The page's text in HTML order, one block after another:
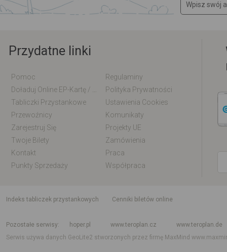
Przydatne linki
Pomoc
Regulaminy
Polityka Prywatności
Tabliczki Przystankowe
Ustawienia Cookies
Przewoźnicy
Komunikaty
Zarejestruj Się
Projekty UE
Twoje Bilety
Zamówienia
Kontakt
Praca
Punkty Sprzedaży
Współpraca
indeks tabliczek przystankowych
Cenniki biletów online
Pozostałe serwisy
hoper.pl www.teroplan.cz
www.teroplan.de
Serwis używa danych GeoLite2 stworzonych przez firmę MaxMind